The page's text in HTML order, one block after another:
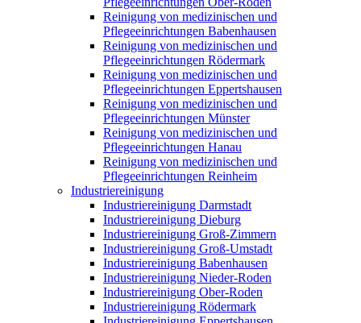
Reinigung von medizinischen und
Pflegeeinrichtungen Babenhausen
Reinigung von medizinischen und
Pflegeeinrichtungen Rödermark
Reinigung von medizinischen und
Pflegeeinrichtungen Eppertshausen
Reinigung von medizinischen und
Pflegeeinrichtungen Münster
Reinigung von medizinischen und
Pflegeeinrichtungen Hanau
Reinigung von medizinischen und
Pflegeeinrichtungen Reinheim
Industriereinigung
Industriereinigung Darmstadt
Industriereinigung Dieburg
Industriereinigung Groß-Zimmern
Industriereinigung Groß-Umstadt
Industriereinigung Babenhausen
Industriereinigung Nieder-Roden
Industriereinigung Ober-Roden
Industriereinigung Rödermark